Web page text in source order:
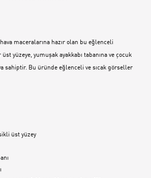
maceralarına hazır olan bu eğlenceli
yüzeye, yumuşak ayakkabı tabanına ve çocuk
sahiptir. Bu üründe eğlenceli ve sıcak görseller
üst yüzey